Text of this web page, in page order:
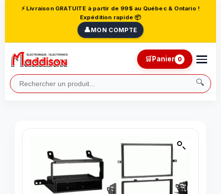
⚡ Livraison GRATUITE à partir de 99$ au Québec & Ontario !
Expédition rapide 📦
👤MON COMPTE
🔍
🛒Panier 0